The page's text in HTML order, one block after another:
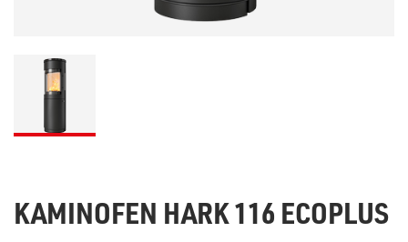
KAMINOFEN HARK 116 ECOPLUS